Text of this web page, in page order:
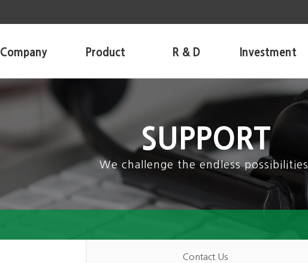
Company Product R & D Investment
SUPPORT
We challenge the endless possibilities.
Contact Us